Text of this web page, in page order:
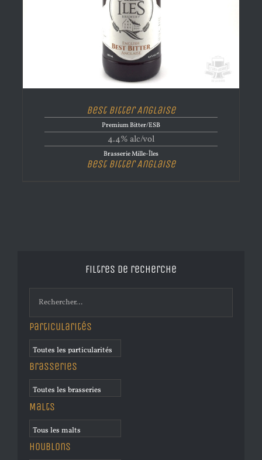
Best Bitter Anglaise
Premium Bitter/ESB
4.4% alc/vol
Brasserie Mille-Îles
Best Bitter Anglaise
Filtres de recherche
Particularités
Brasseries
Malts
Houblons